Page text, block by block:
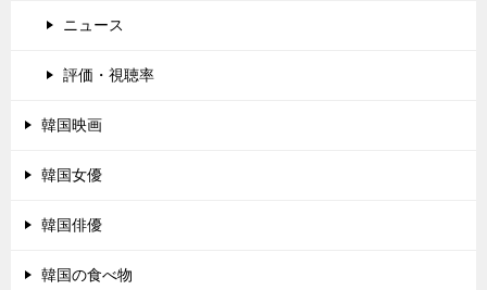
ニュース
評価・視聴率
韓国映画
韓国女優
韓国俳優
韓国の食べ物